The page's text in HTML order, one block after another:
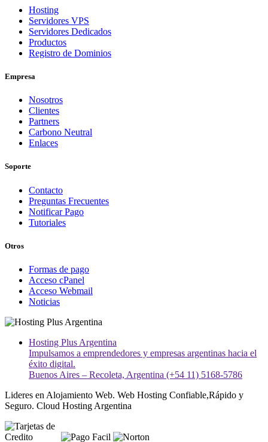
Hosting
Servidores VPS
Servidores Dedicados
Productos
Registro de Dominios
Empresa
Nosotros
Clientes
Partners
Carbono Neutral
Enlaces
Soporte
Contacto
Preguntas Frecuentes
Notificar Pago
Tutoriales
Otros
Formas de pago
Acceso cPanel
Acceso Webmail
Noticias
Hosting Plus Argentina
Impulsamos a emprendedores y empresas argentinas hacia el
éxito digital.
Buenos Aires – Recoleta, Argentina (+54 11) 5168-5786
Lideres en Alojamiento Web. Web Hosting Confiable,Rápido y
Seguro. Cloud Hosting Argentina